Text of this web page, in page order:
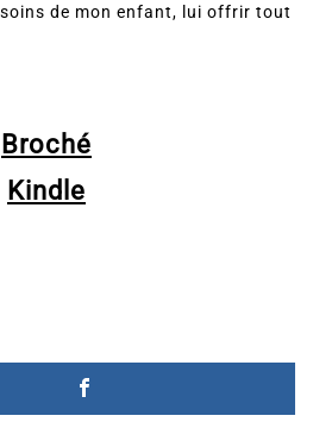
de mon enfant, lui offrir tout
Broché
Kindle